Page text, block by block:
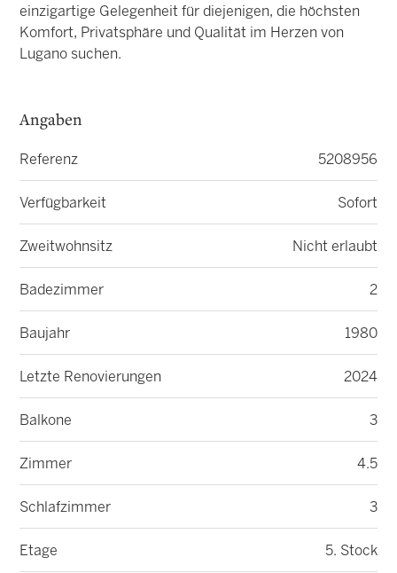
einzigartige Gelegenheit für diejenigen, die höchsten
Komfort, Privatsphäre und Qualität im Herzen von
Lugano suchen.
Angaben
Referenz 5208956
Verfügbarkeit Sofort
Zweitwohnsitz Nicht erlaubt
Badezimmer 2
Baujahr 1980
Letzte Renovierungen 2024
Balkone 3
Zimmer 4.5
Schlafzimmer 3
Etage 5. Stock